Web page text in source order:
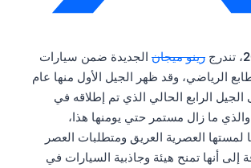
، تندرج رينو ميجان الجديدة ضمن سيارات
الرياضي، وقد ظهر الجيل الأول منها عام
إلى الجيل الرابع الحالي الذي تم إطلاقه في
بداية عام 2016 والذي ما زال مستمر حتي يومنها هذا،
العصرية العريق ومتطلبات العصر
إلى أنها تمنح هيئة وجاذبية السيارات في